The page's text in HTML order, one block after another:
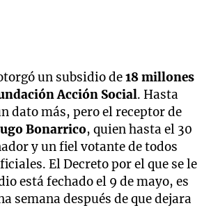
un subsidio de18 millones
Acción Social. Hasta
dato más, pero el receptor de
Bonarrico, quien hasta el 30
y un fiel votante de todos
El Decreto por el que se le
está fechado el 9 de mayo, es
semana después de que dejara